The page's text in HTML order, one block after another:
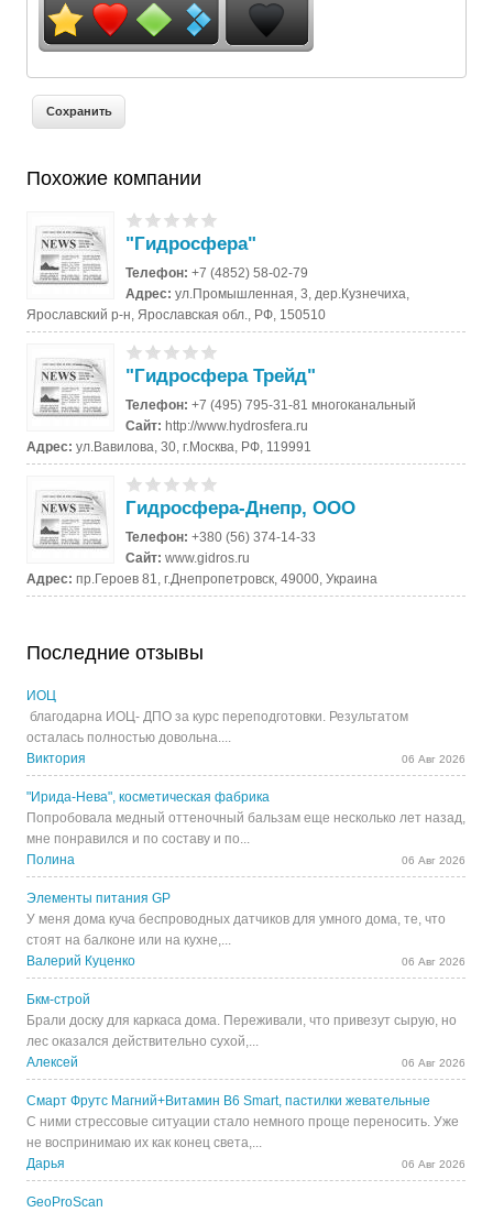
Похожие компании
"Гидросфера"
Телефон:+7 (4852) 58-02-79
Адрес:ул.Промышленная, 3, дер.Кузнечиха,
Ярославский р-н, Ярославская обл., РФ, 150510
"Гидросфера Трейд"
Телефон:+7 (495) 795-31-81 многоканальный
Сайт:http://www.hydrosfera.ru
Адрес:ул.Вавилова, 30, г.Москва, РФ, 119991
Гидросфера-Днепр, ООО
Телефон:+380 (56) 374-14-33
Сайт:www.gidros.ru
Адрес:пр.Героев 81, г.Днепропетровск, 49000, Украина
Последние отзывы
ИОЦ
благодарна ИОЦ- ДПО за курс переподготовки. Результатом
осталась полностью довольна....
Виктория
06 Авг 2026
"Ирида-Нева", косметическая фабрика
Попробовала медный оттеночный бальзам еще несколько лет назад,
мне понравился и по составу и по...
Полина
06 Авг 2026
Элементы питания GP
У меня дома куча беспроводных датчиков для умного дома, те, что
стоят на балконе или на кухне,...
Валерий Куценко
06 Авг 2026
Бкм-строй
Брали доску для каркаса дома. Переживали, что привезут сырую, но
лес оказался действительно сухой,...
Алексей
06 Авг 2026
Смарт Фрутс Магний+Витамин В6 Smart, пастилки жевательные
С ними стрессовые ситуации стало немного проще переносить. Уже
не воспринимаю их как конец света,...
Дарья
06 Авг 2026
GeoProScan